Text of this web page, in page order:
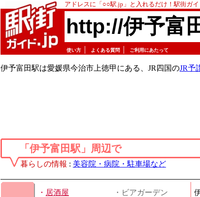
アドレスに「○○駅.jp」と入れるだけ！駅街ガ
http://伊予富
使い方 よくある質問 ご利用にあたって
伊予富田駅は愛媛県今治市上徳甲にある、JR四国のJR予
「伊予富田駅」周辺で
暮らしの情報 : 美容院・病院・駐車場など
・ 居酒屋
・ビアガーデン